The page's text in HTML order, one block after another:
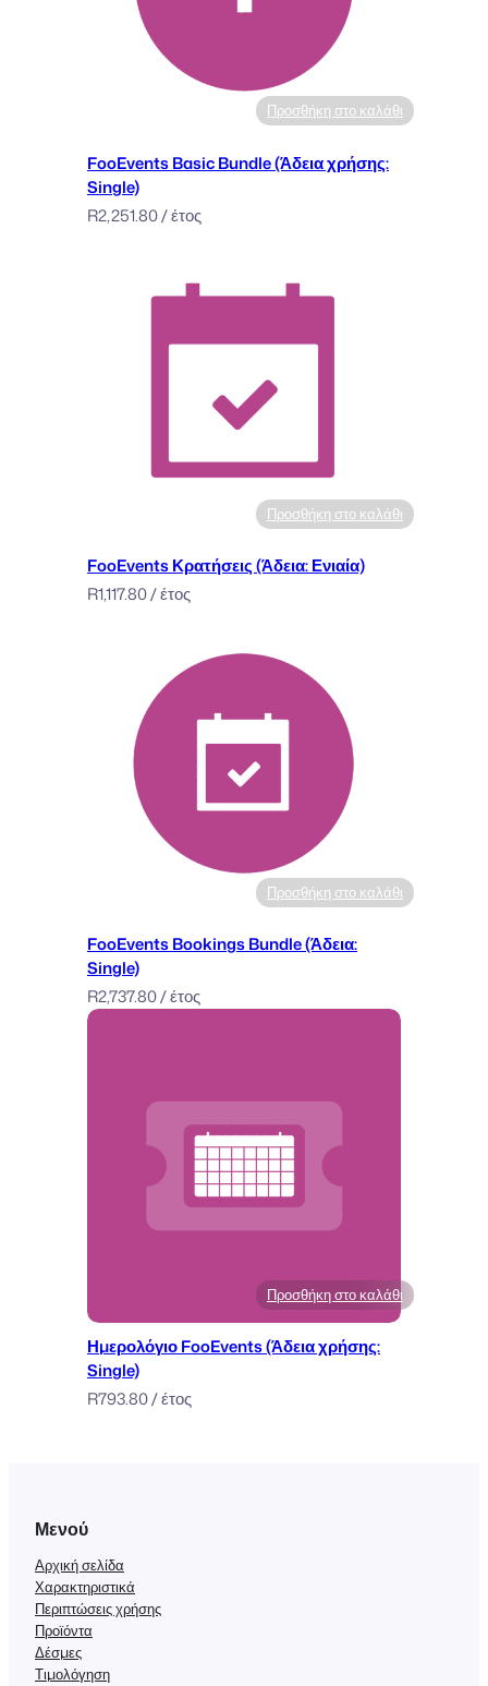
Προσθήκη στο καλάθι
FooEvents Basic Bundle (Άδεια χρήσης:
Single)
R2,251.80/ έτος
Προσθήκη στο καλάθι
FooEvents Κρατήσεις (Άδεια: Ενιαία)
R1,117.80/ έτος
Προσθήκη στο καλάθι
FooEvents Bookings Bundle (Άδεια:
Single)
R2,737.80/ έτος
Προσθήκη στο καλάθι
Ημερολόγιο FooEvents (Άδεια χρήσης:
Single)
R793.80/ έτος
Μενού
Αρχική σελίδα
Χαρακτηριστικά
Περιπτώσεις χρήσης
Προϊόντα
Δέσμες
Τιμολόγηση